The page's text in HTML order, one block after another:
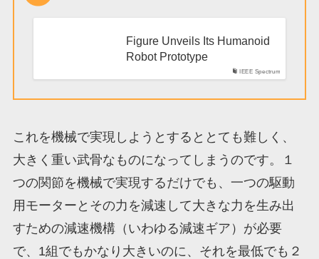
IEEE Spectrum
Figure Unveils Its Humanoid
Robot Prototype
これを機械で実現しようとするととても難しく、
大きく重い武骨なものになってしまうのです。１
つの関節を機械で実現するだけでも、一つの駆動
用モーターとその力を減速して大きな力を生み出
すための減速機構（いわゆる減速ギア）が必要
で、1組でもかなり大きいのに、それを最低でも２